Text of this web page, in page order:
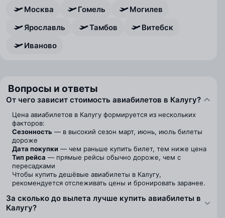
Москва Гомель
Могилев
Ярославль
Тамбов
Витебск
Иваново
Вопросы и ответы
От чего зависит стоимость авиабилетов в Калугу?
Цена авиабилетов в Калугу формируется из нескольких
факторов:
Сезонность — в высокий сезон март, июнь, июль билеты
дороже
Дата покупки — чем раньше купить билет, тем ниже цена
Тип рейса — прямые рейсы обычно дороже, чем с
пересадками
Чтобы купить дешёвые авиабилеты в Калугу,
рекомендуется отслеживать цены и бронировать заранее.
За сколько до вылета лучше купить авиабилеты в
Калугу?